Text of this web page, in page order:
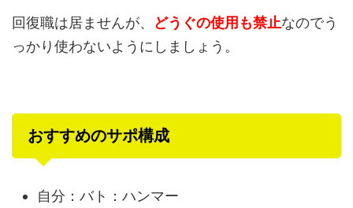
回復職は居ませんが、 どうぐの使用も禁止なのでう
っかり使わないようにしましょう。
おすすめのサポ構成
自分：バト：ハンマー